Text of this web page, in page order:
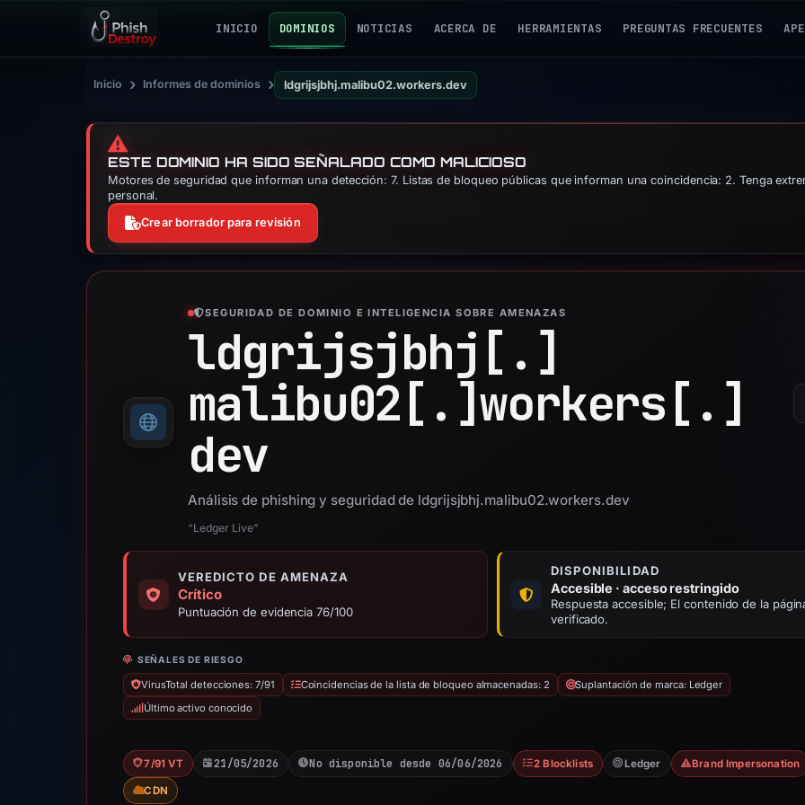
INICIO DOMINIOS NOTICIAS ACERCA DE HERRAMIENTAS PREGUNTAS FRECUENTES
Inicio › Informes de dominios › ldgrijsjbhj.malibu02.workers.dev
⚠️
ESTE DOMINIO HA SIDO SEÑALADO COMO MALICIOSO
Motores de seguridad que informan una detección: 7. Listas de bloqueo públicas que informan una coincidencia: 2. Tenga
personal.
Crear borrador para revisión
SEGURIDAD DE DOMINIO E INTELIGENCIA SOBRE AMENAZAS
ldgrijsjbhj[.]
malibu02[.]workers[.]
dev
Análisis de phishing y seguridad de ldgrijsjbhj.malibu02.workers.dev
“Ledger Live”
VEREDICTO DE AMENAZA
Crítico
Puntuación de evidencia 76/100
DISPONIBILIDAD
Accesible · acceso restringido
Respuesta accesible; El contenido de la
verificado.
SEÑALES DE RIESGO
VirusTotal detecciones: 7/91 Coincidencias de la lista de bloqueo almacenadas: 2
Suplantación de marca: Ledger
Último activo conocido
7/91 VT 21/05/2026 No disponible desde 06/06/2026 2 Blocklists Ledger Brand Impersonation
CDN